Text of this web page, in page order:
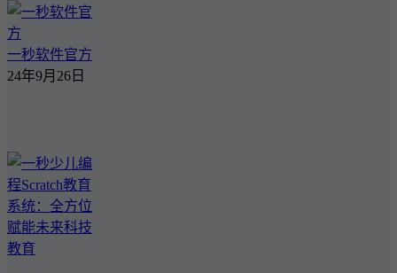
一秒软件官方
24年9月26日